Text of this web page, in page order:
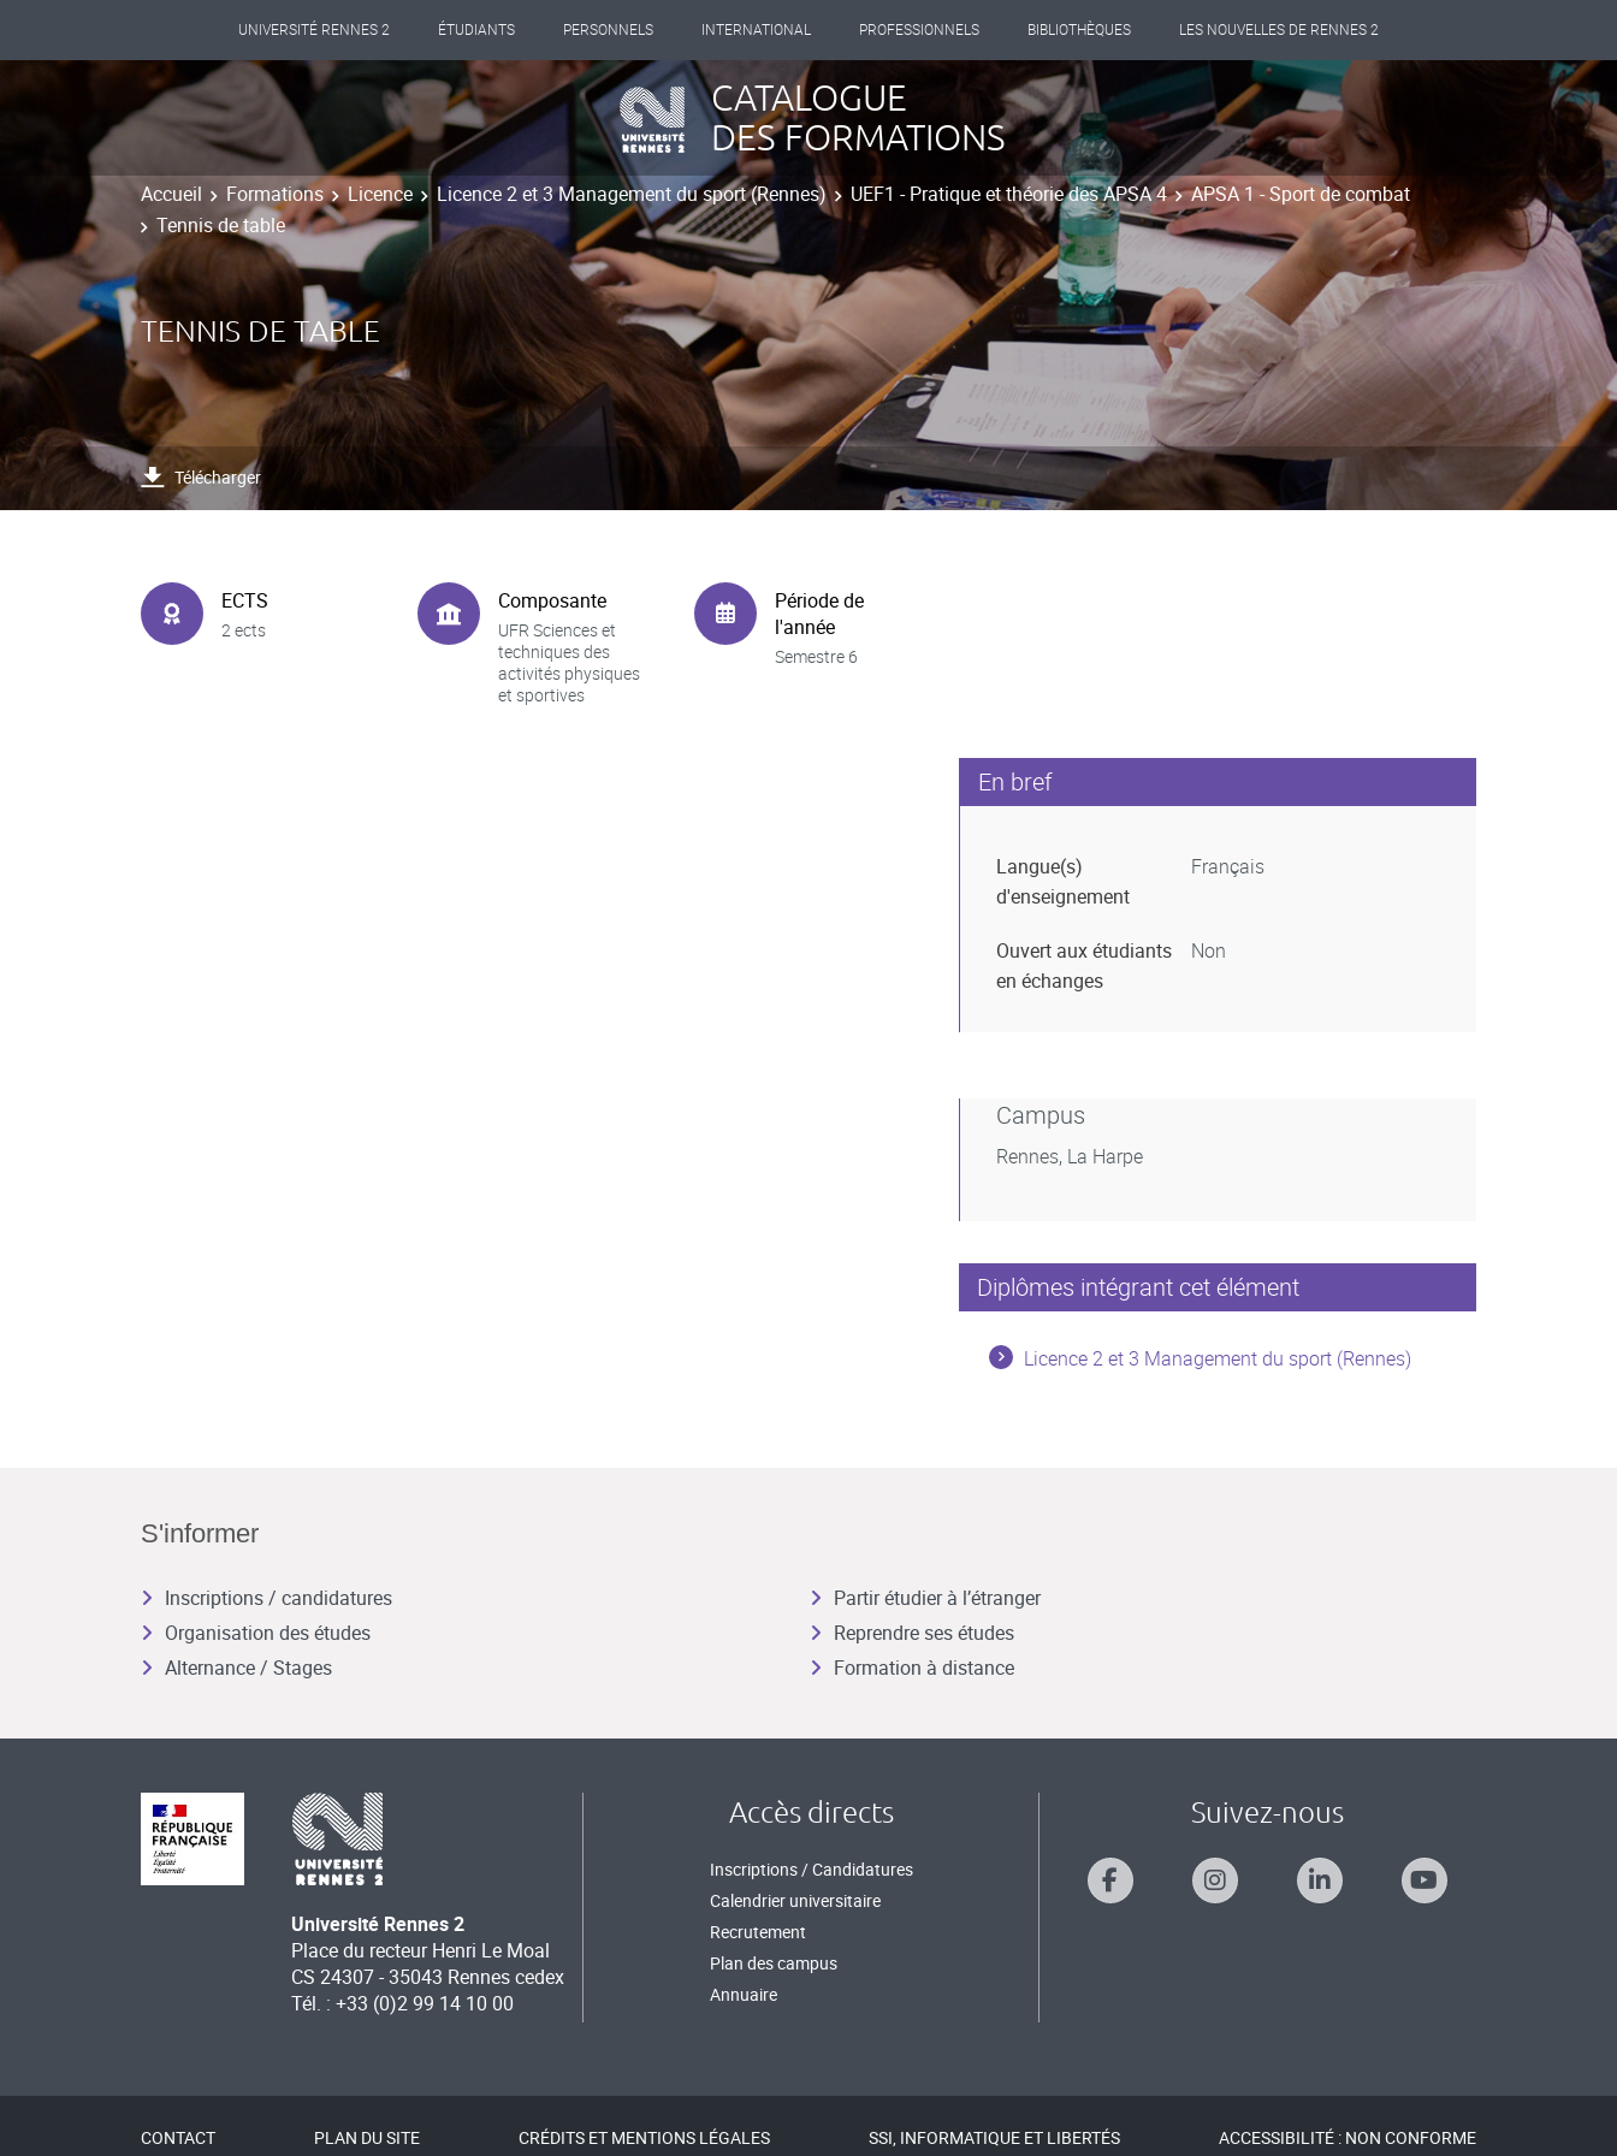
UNIVERSITÉ RENNES 2 ÉTUDIANTS PERSONNELS INTERNATIONAL PROFESSIONNELS BIBLIOTHÈQUES LES NOUVELLES DE RENNES 2
CATALOGUE
DES FORMATIONS
Accueil Formations Licence Licence 2 et 3 Management du sport (Rennes) UEF1 - Pratique et théorie des APSA 4
APSA 1 - Sport de combat
Tennis de table
TENNIS DE TABLE
Télécharger
ECTS
2 ects
Composante
UFR Sciences et
techniques des
activités physiques
et sportives
Période de
l'année
Semestre 6
En bref
Langue(s)
d'enseignement
Français
Ouvert aux étudiants
en échanges
Non
Campus
Rennes, La Harpe
Diplômes intégrant cet élément
Licence 2 et 3 Management du sport (Rennes)
S'informer
Inscriptions / candidatures
Organisation des études
Alternance / Stages
Partir étudier à l’étranger
Reprendre ses études
Formation à distance
Université Rennes 2
Place du recteur Henri Le Moal
CS 24307 - 35043 Rennes cedex
Tél. : +33 (0)2 99 14 10 00
Accès directs
Inscriptions / Candidatures
Calendrier universitaire
Recrutement
Plan des campus
Annuaire
Suivez-nous
CONTACT PLAN DU SITE CRÉDITS ET MENTIONS LÉGALES SSI, INFORMATIQUE ET LIBERTÉS ACCESSIBILITÉ : NON CONFORME